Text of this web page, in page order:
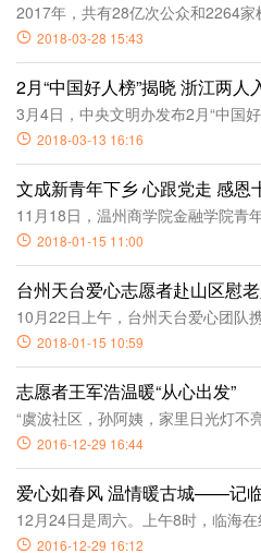
2017年，共有28亿次公众和2264
2018-03-28 15:43
2月“中国好人榜”揭晓 浙江两人
3月4日，中央文明办发布2月“中国
2018-03-13 16:16
文成新青年下乡 心跟党走 感恩
11月18日，温州商学院金融学院青
2018-01-15 11:00
台州天台爱心志愿者赴山区慰
10月22日上午，台州天台爱心团队
2018-01-15 10:59
志愿者王军浩温暖“从心出发”
“虞波社区，孙阿姨，家里日光灯不
2016-12-29 16:44
爱心如春风 温情暖古城——记
12月24日是周六。上午8时，临海
2016-12-29 16:12